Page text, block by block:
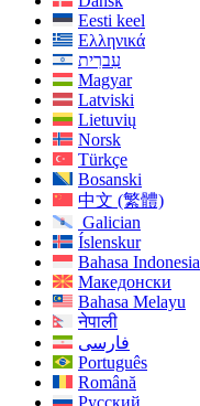
Eesti keel
Ελληνικά
עִברִית
Magyar
Latviski
Lietuvių
Norsk
Türkçe
Bosanski
中文 (繁體)
Galician
Íslenskur
Bahasa Indonesia
Македонски
Bahasa Melayu
नेपाली
فارسی
Português
Română
Русский